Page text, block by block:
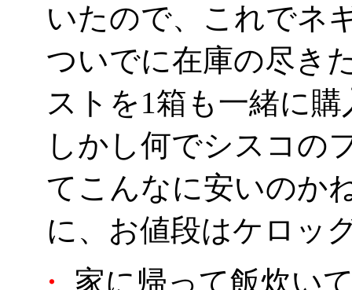
いたので、これでネ
ついでに在庫の尽き
ストを1箱も一緒に購
しかし何でシスコの
てこんなに安いのか
に、お値段はケロッ
・
家に帰って飯炊い